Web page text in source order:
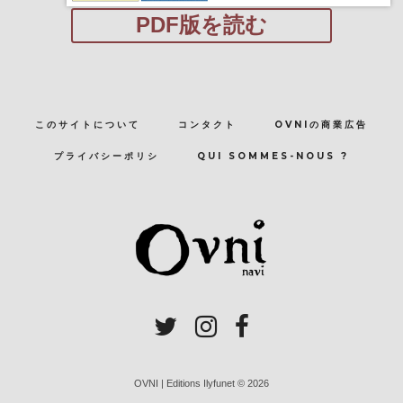
PDF版を読む
このサイトについて コンタクト OVNIの商業広告
プライバシーポリシ QUI SOMMES-NOUS ?
OVNI | Editions Ilyfunet © 2026